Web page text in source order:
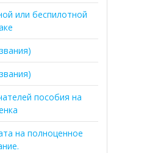
или беспилотной
пособия на
на полноценное